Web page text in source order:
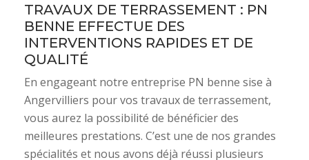
TRAVAUX DE TERRASSEMENT : PN
BENNE EFFECTUE DES
INTERVENTIONS RAPIDES ET DE
QUALITÉ
En engageant notre entreprise PN benne sise à
Angervilliers pour vos travaux de terrassement,
vous aurez la possibilité de bénéficier des
meilleures prestations. C’est une de nos grandes
spécialités et nous avons déjà réussi plusieurs